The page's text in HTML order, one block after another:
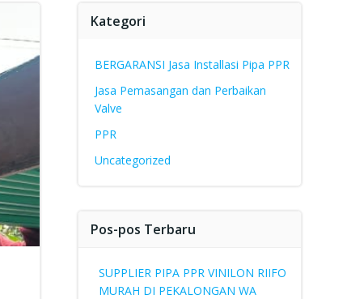
Kategori
BERGARANSI Jasa Installasi Pipa PPR
Jasa Pemasangan dan Perbaikan
Valve
PPR
Uncategorized
Pos-pos Terbaru
SUPPLIER PIPA PPR VINILON RIIFO
MURAH DI PEKALONGAN WA